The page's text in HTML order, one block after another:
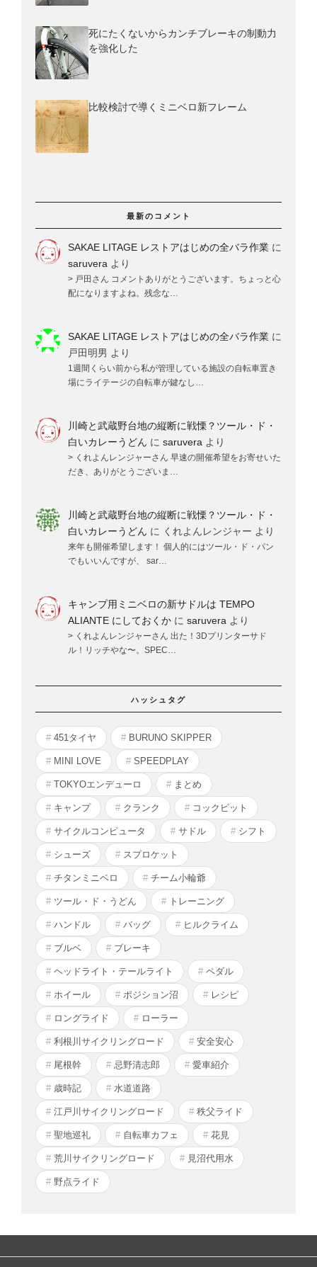
死にたくないからカンチブレーキの制動力
を強化した
比較検討で導くミニベロ新フレーム
最新のコメント
SAKAE LITAGE レストアはじめの全バラ作業に
saruvera より
> 戸田さん コメントありがとうございます。ちょっと心
配になりますよね。残念な…
SAKAE LITAGE レストアはじめの全バラ作業に
戸田明男 より
1週間くらい前から私が管理している施設の自転車置き
場にライテージの自転車が鍵なし…
川崎と武蔵野台地の縦断に戦慄？ツール・ド・
白いカレーうどん に saruvera より
> くれよんレンジャーさん 早速の開催希望をお寄せいた
だき、ありがとうございま…
川崎と武蔵野台地の縦断に戦慄？ツール・ド・
白いカレーうどん に くれよんレンジャー より
来年も開催希望します！ 個人的にはツール・ド・パン
でもいいんですが、 sar…
キャンプ用ミニベロの新サドルは TEMPO
ALIANTE にしておくかに saruvera より
> くれよんレンジャーさん 出た！3Dプリンターサド
ル！リッチやな〜。SPEC…
ハッシュタグ
451タイヤ BURUNO SKIPPER
MINI LOVE SPEEDPLAY
TOKYOエンデューロ まとめ
キャンプ クランク コックピット
サイクルコンピュータ サドル シフト
シューズ スプロケット
チタンミニベロ チーム小輪爺
ツール・ド・うどん トレーニング
ハンドル バッグ ヒルクライム
ブルベ ブレーキ
ヘッドライト・テールライト ペダル
ホイール ポジション沼 レシピ
ロングライド ローラー
利根川サイクリングロード 安全安心
尾根幹 忌野清志郎 愛車紹介
歳時記 水道道路
江戸川サイクリングロード 秩父ライド
聖地巡礼 自転車カフェ 花見
荒川サイクリングロード 見沼代用水
野点ライド